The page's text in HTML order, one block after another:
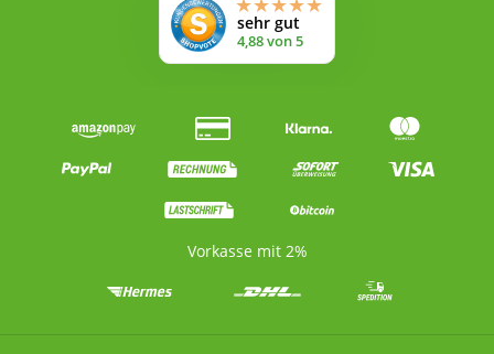
Vorkasse mit 2%